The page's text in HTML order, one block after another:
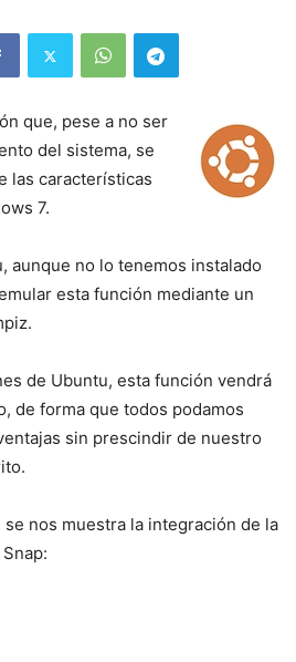
que, pese a no ser
del sistema, se
las características
7.
aunque no lo tenemos instalado
esta función mediante un
de Ubuntu, esta función vendrá
de forma que todos podamos
sin prescindir de nuestro
nos muestra la integración de la